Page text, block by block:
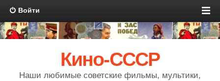
Войти
Кино-СССР
Наши любимые советские фильмы, мультики,